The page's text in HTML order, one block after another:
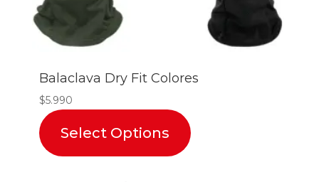
Balaclava Dry Fit Colores
$5.990
Select Options